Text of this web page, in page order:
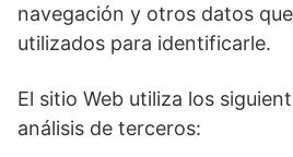
navegación y otros datos
utilizados para identificarle.
El sitio Web utiliza los
análisis de terceros: